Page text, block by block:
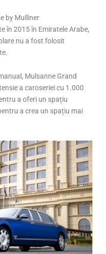
by Mulliner
în 2015 în Emiratele Arabe,
nu a fost folosit
Mulsanne Grand
a caroseriei cu 1.000
a oferi un spațiu
a crea un spațiu mai